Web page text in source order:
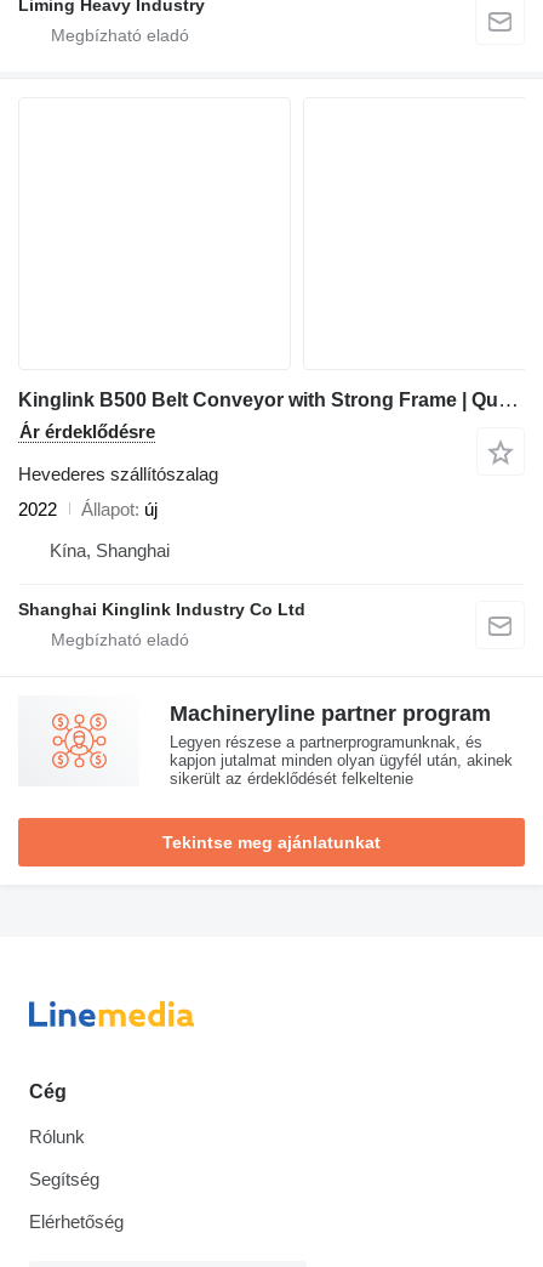
Liming Heavy Industry
Kinglink B500 Belt Conveyor with Strong Frame | Quarry | Mining
Ár érdeklődésre
Hevederes szállítószalag
2022
Állapot új
Kína, Shanghai
Shanghai Kinglink Industry Co Ltd
Machineryline partner program
Legyen részese a partnerprogramunknak, és
kapjon jutalmat minden olyan ügyfél után, akinek
sikerült az érdeklődését felkeltenie
Tekintse meg ajánlatunkat
Cég
Rólunk
Segítség
Elérhetőség